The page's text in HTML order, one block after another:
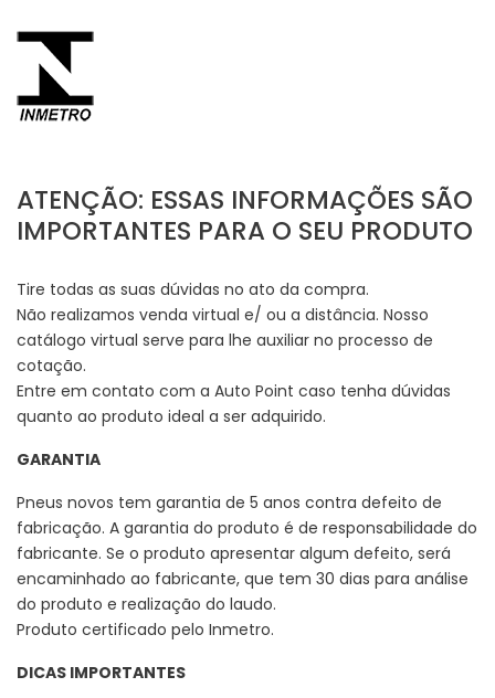
ATENÇÃO: ESSAS INFORMAÇÕES SÃO
IMPORTANTES PARA O SEU PRODUTO
Tire todas as suas dúvidas no ato da compra.
Não realizamos venda virtual e/ ou a distância. Nosso
catálogo virtual serve para lhe auxiliar no processo de
cotação.
Entre em contato com a Auto Point caso tenha dúvidas
quanto ao produto ideal a ser adquirido.
GARANTIA
Pneus novos tem garantia de 5 anos contra defeito de
fabricação. A garantia do produto é de responsabilidade do
fabricante. Se o produto apresentar algum defeito, será
encaminhado ao fabricante, que tem 30 dias para análise
do produto e realização do laudo.
Produto certificado pelo Inmetro.
DICAS IMPORTANTES